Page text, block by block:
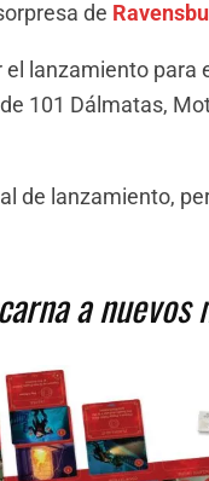
de
lanzamiento para
101 Dálmatas,
de lanzamiento,
a nuevos